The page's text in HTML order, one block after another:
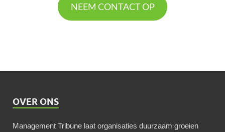
NEEM CONTACT OP
OVER ONS
Management Tribune laat organisaties duurzaam groeien